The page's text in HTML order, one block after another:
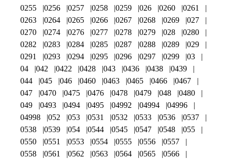
0255
0256 0257 0258 0259 026 0260
0261
0263
0264 0265 0266 0267 0268 0269
027
0270
0274 0276 0277 0278 0279 028
0280
0282
0283 0284 0285 0287 0288 0289
029
0291
0293 0294 0295 0296 0297 0299
03
04
042 0422 0428 043 0436 0438
0439
044
045 046 0460 0463 0465 0466
0467
047
0470 0475 0476 0478 0479 048
0480
049
0493 0494 0495 04992 04994
04996
04998
052 053 0531 0532 0533 0536
0537
0538
0539 054 0544 0545 0547 0548
055
0550
0551 0553 0554 0555 0556
0557
0558
0561 0562 0563 0564 0565
0566